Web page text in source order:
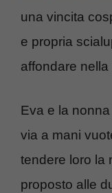
una vincita
e propria
affondare
Eva e la
via a mani
tendere loro la
proposto alle